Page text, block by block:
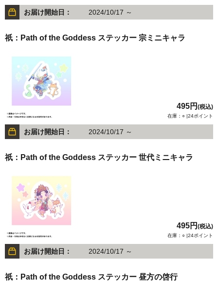
お届け開始日： 2024/10/17 ～
祇：Path of the Goddess ステッカー 宗ミニキャラ
495円 (税込)
在庫：○ |24ポイント
お届け開始日： 2024/10/17 ～
祇：Path of the Goddess ステッカー 世代ミニキャラ
495円 (税込)
在庫：○ |24ポイント
お届け開始日： 2024/10/17 ～
祇：Path of the Goddess ステッカー 昼方の啓行